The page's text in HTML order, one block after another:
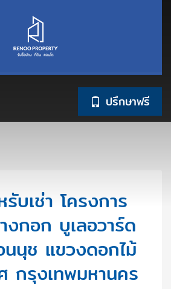
ปรึกษาฟรี
บเช่า โครงการ
กอก บูเลอวาร์ด
นุช แขวงดอกไม้
กรุงเทพมหานคร